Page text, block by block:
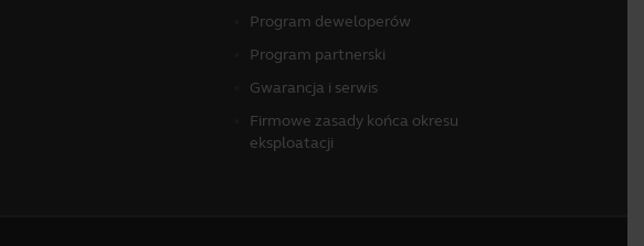
Program deweloperów
Program partnerski
Gwarancja i serwis
Firmowe zasady końca okresu
eksploatacji